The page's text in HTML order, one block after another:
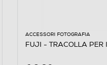
ACCESSORI FOTOGRAFIA
FUJI - TRACOLLA PER